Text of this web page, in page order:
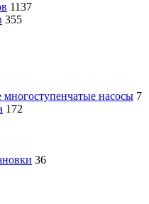
1137
355
многоступенчатые насосы 7
172
36